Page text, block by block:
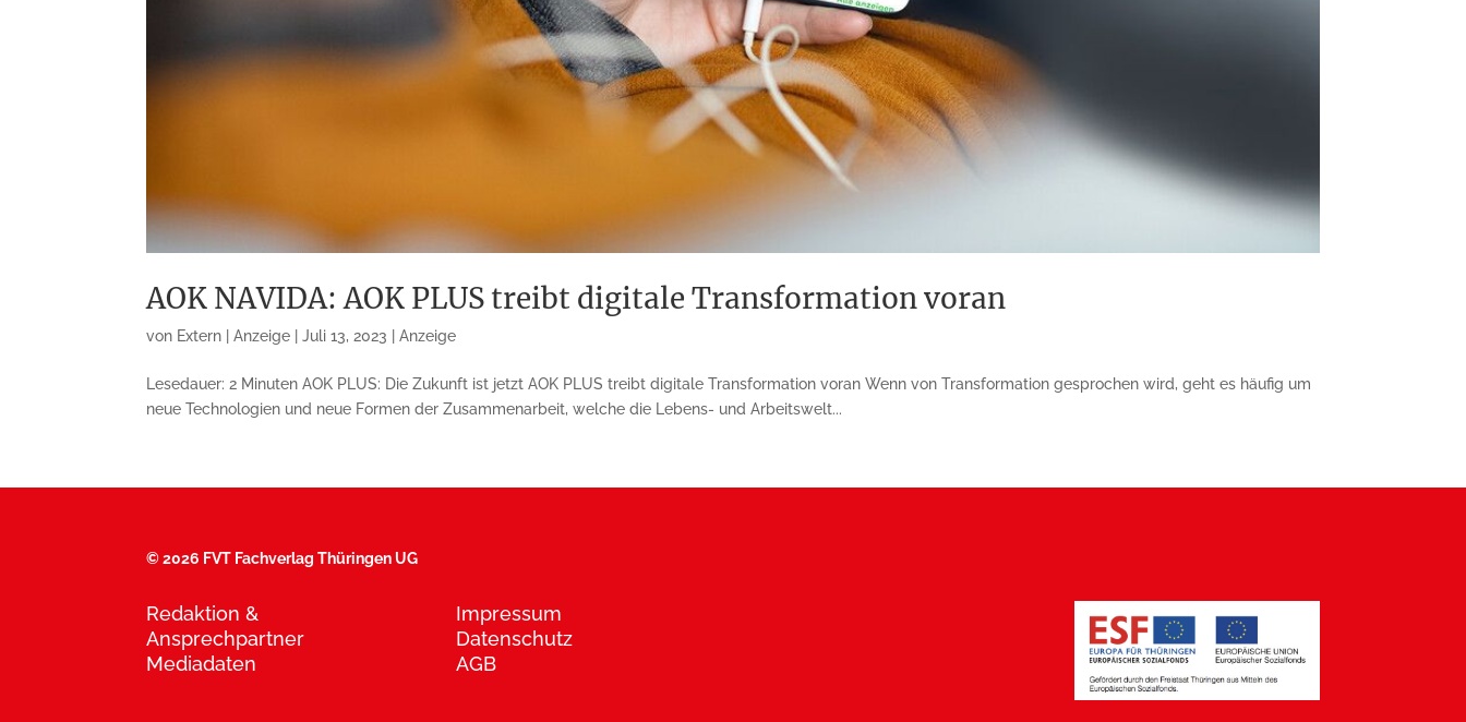
AOK NAVIDA: AOK PLUS treibt digitale Transformation voran
von Extern | Anzeige |Juli 13, 2023 |Anzeige
Lesedauer: 2 Minuten AOK PLUS: Die Zukunft ist jetzt AOK PLUS treibt digitale Transformation voran Wenn von Transformation gespro­chen wird, geht es häufig um
neue Tech­nologien und neue Formen der Zusammenarbeit, wel­che die Le­bens- und Arbeitswelt...
©2026 FVT Fachverlag Thüringen UG
Redaktion &
Ansprechpartner
Mediadaten
Impressum
Datenschutz
AGB